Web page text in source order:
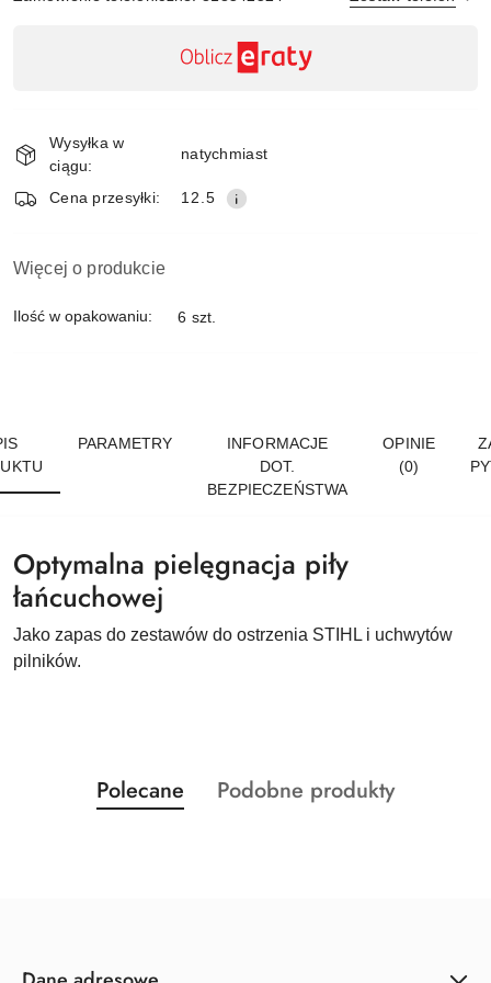
dostawa
Wysyłka w
ciągu:
natychmiast
Cena przesyłki: 12.5
Więcej o produkcie
Ilość w opakowaniu: 6 szt.
PARAMETRY
INFORMACJE
DOT.
BEZPIECZEŃSTWA
OPINIE
(0)
Optymalna pielęgnacja piły
łańcuchowej
Jako zapas do zestawów do ostrzenia STIHL i uchwytów
pilników.
Pomiń karuzelę produktów
Produkty
o
Polecane
Produkty
Podobne produkty